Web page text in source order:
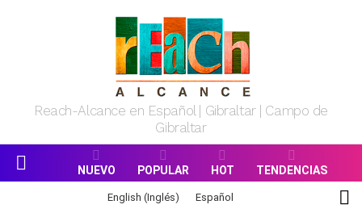
Reach-Alcance en Español | Gibraltar | Campo de
Gibraltar
NUEVO POPULAR HOT TENDENCIAS
English (Inglés) Español